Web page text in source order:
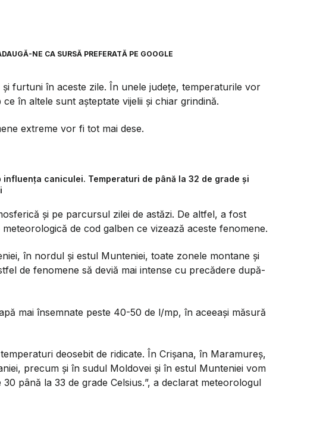
NE CA SURSĂ PREFERATĂ PE GOOGLE
furtuni în aceste zile. În unele județe, temperaturile vor
în altele sunt așteptate vijelii și chiar grindină.
extreme vor fi tot mai dese.
influența caniculei. Temperaturi de până la 32 de grade și
și pe parcursul zilei de astăzi. De altfel, a fost
de cod galben ce vizează aceste fenomene.
în nordul și estul Munteniei, toate zonele montane și
de fenomene să deviă mai intense cu precădere după-
mai însemnate peste 40-50 de l/mp, în aceeași măsură
deosebit de ridicate. În Crișana, în Maramureș,
precum și în sudul Moldovei și în estul Munteniei vom
până la 33 de grade Celsius.”, a declarat meteorologul